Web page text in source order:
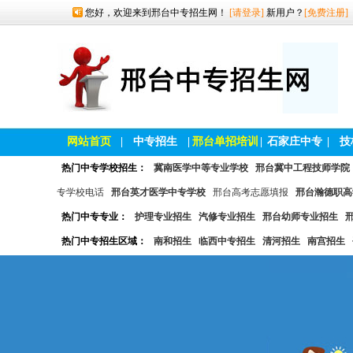
您好，欢迎来到邢台中专招生网！ [请登录] 新用户？ [免费注册]
网站首页 中专招生 邢台单招培训 石家庄中专 技
热门中专学校招生： 冀南医学中等专业学校 邢台冀中工程技师学院
专学校电话 邢台英才医学中专学校 邢台高考志愿填报 邢台瀚德职
热门中专专业： 护理专业招生 汽修专业招生 邢台幼师专业招生
热门中专招生区域： 南和招生 临西中专招生 清河招生 南宫招生